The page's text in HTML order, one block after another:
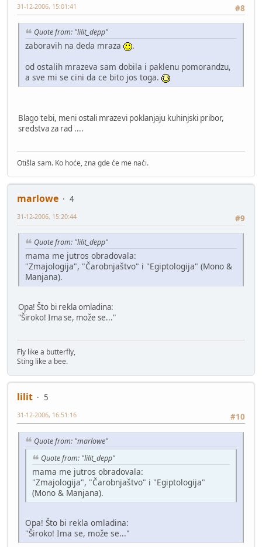
#8
31-12-2006, 15:01:41
Quote from: "lilit_depp"
zaboravih na deda mraza
.
od ostalih mrazeva sam dobila i paklenu pomorandzu,
a sve mi se cini da ce bito jos toga.
Blago tebi, meni ostali mrazevi poklanjaju kuhinjski pribor,
sredstva za rad ....
Otišla sam. Ko hoće, zna gde će me naći.
marlowe
4
#9
31-12-2006, 15:20:44
Quote from: "lilit_depp"
mama me jutros obradovala:
"Zmajologija", "Čarobnjaštvo" i "Egiptologija" (Mono &
Manjana).
Opa! Što bi rekla omladina:
"Široko! Ima se, može se..."
Fly like a butterfly,
Sting like a bee.
lilit
5
#10
31-12-2006, 16:51:16
Quote from: "marlowe"
Quote from: "lilit_depp"
mama me jutros obradovala:
"Zmajologija", "Čarobnjaštvo" i "Egiptologija"
(Mono & Manjana).
Opa! Što bi rekla omladina:
"Široko! Ima se, može se..."